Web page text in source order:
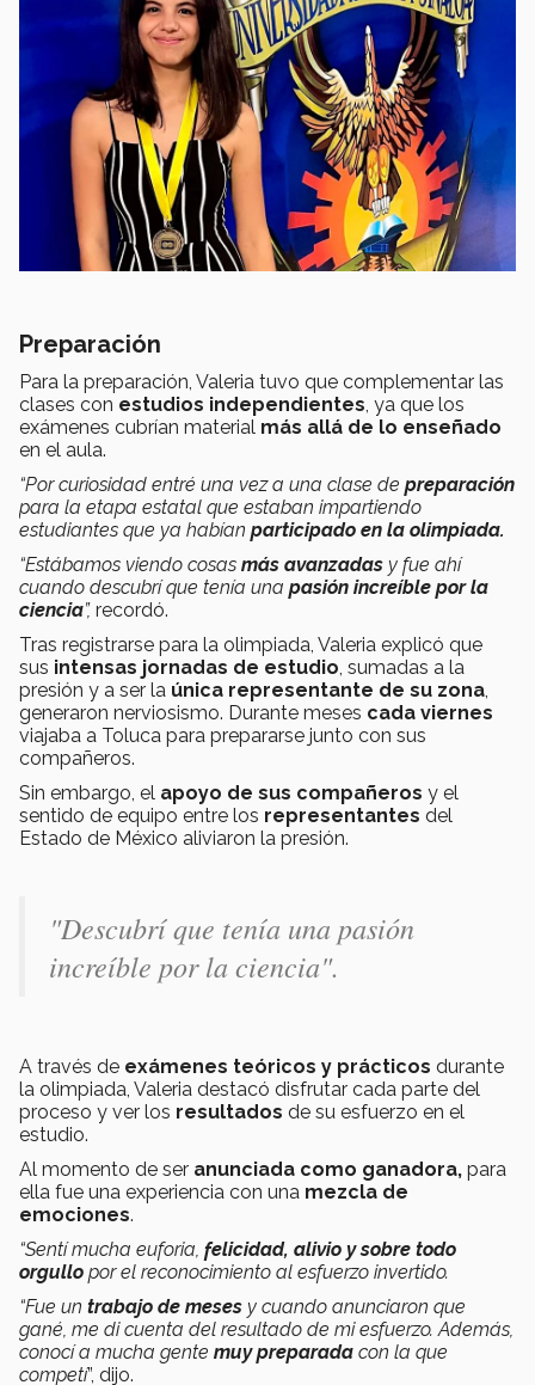
Preparación
Para la preparación, Valeria tuvo que complementar las
clases con estudios independientes, ya que los
exámenes cubrían material más allá de lo enseñado
en el aula.
“Por curiosidad entré una vez a una clase de preparación
para la etapa estatal que estaban impartiendo
estudiantes que ya habían participado en la olimpiada.
“Estábamos viendo cosas más avanzadas y fue ahí
cuando descubrí que tenía una pasión increíble por la
ciencia”, recordó.
Tras registrarse para la olimpiada, Valeria explicó que
sus intensas jornadas de estudio, sumadas a la
presión y a ser la única representante de su zona,
generaron nerviosismo. Durante meses cada viernes
viajaba a Toluca para prepararse junto con sus
compañeros.
Sin embargo, el apoyo de sus compañeros y el
sentido de equipo entre los representantes del
Estado de México aliviaron la presión.
"Descubrí que tenía una pasión
increíble por la ciencia".
A través de exámenes teóricos y prácticos durante
la olimpiada, Valeria destacó disfrutar cada parte del
proceso y ver los resultados de su esfuerzo en el
estudio.
Al momento de ser anunciada como ganadora, para
ella fue una experiencia con una mezcla de
emociones.
“Sentí mucha euforia, felicidad, alivio y sobre todo
orgullo por el reconocimiento al esfuerzo invertido.
“Fue un trabajo de meses y cuando anunciaron que
gané, me di cuenta del resultado de mi esfuerzo. Además,
conocí a mucha gente muy preparada con la que
competí”, dijo.